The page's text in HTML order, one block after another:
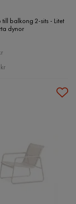
balkong 2-sits - Litet
dynor